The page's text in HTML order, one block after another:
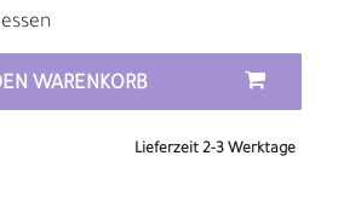
WARENKORB
Lieferzeit 2-3 Werktage